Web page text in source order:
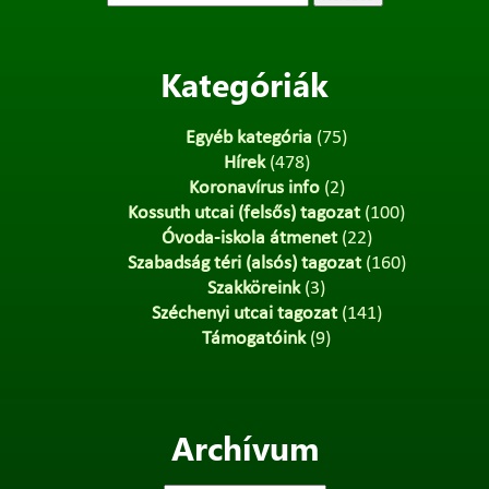
Kategóriák
Egyéb kategória (75)
Hírek(478)
Koronavírus info(2)
Kossuth utcai (felsős) tagozat(100)
Óvoda-iskola átmenet(22)
Szabadság téri (alsós) tagozat(160)
Szakköreink(3)
Széchenyi utcai tagozat(141)
Támogatóink(9)
Archívum